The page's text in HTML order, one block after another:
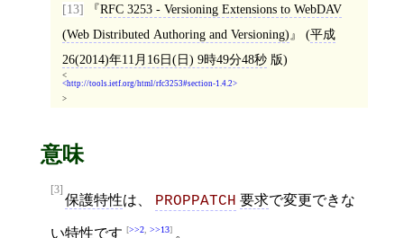
[13]
RFC 3253 - Versioning Extensions to WebDAV
(Web Distributed Authoring and Versioning)
(平成
26(2014)年11月16日(日) 9時49分48秒版)
<
http://tools.ietf.org/html/rfc3253#section-1.4.2
>
意味
[3]
保護特性は、 PROPPATCH 要求で変更できな
い特性です >>2 >>13 。